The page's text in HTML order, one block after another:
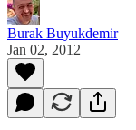
Burak Buyukdemir
Jan 02, 2012